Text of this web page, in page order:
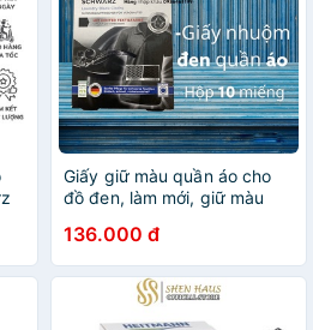
Giấy giữ màu quần áo cho
đồ đen, làm mới, giữ màu
136.000 đ